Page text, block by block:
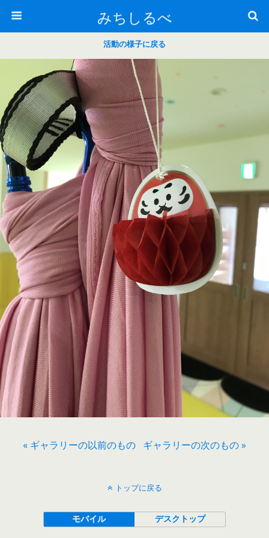
みちしるべ
活動の様子に戻る
« ギャラリーの以前のもの ギャラリーの次のもの »
トップに戻る
モバイル デスクトップ